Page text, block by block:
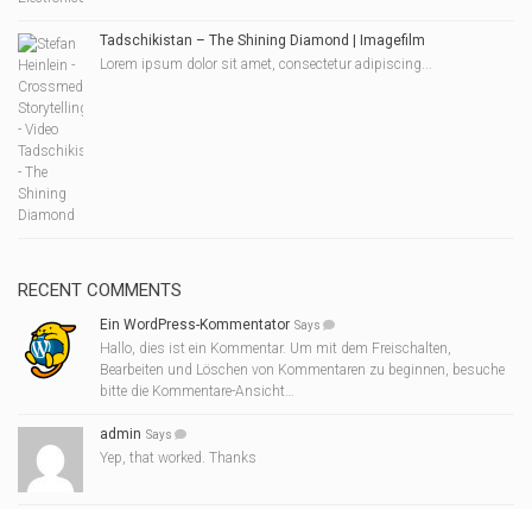
Tadschikistan – The Shining Diamond | Imagefilm
Lorem ipsum dolor sit amet, consectetur adipiscing...
RECENT COMMENTS
Ein WordPress-Kommentator Says
Hallo, dies ist ein Kommentar. Um mit dem Freischalten,
Bearbeiten und Löschen von Kommentaren zu beginnen, besuche
bitte die Kommentare-Ansicht…
admin Says
Yep, that worked. Thanks